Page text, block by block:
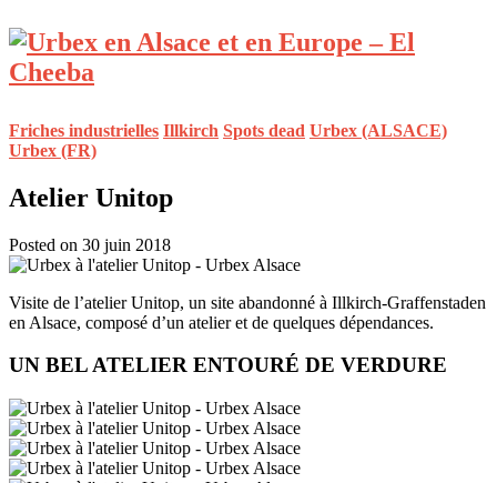
Friches industrielles Illkirch Spots dead Urbex (ALSACE)
Urbex (FR)
Atelier Unitop
Posted on 30 juin 2018
Visite de l’atelier Unitop, un site abandonné à Illkirch-Graffenstaden
en Alsace, composé d’un atelier et de quelques dépendances.
UN BEL ATELIER ENTOURÉ DE VERDURE